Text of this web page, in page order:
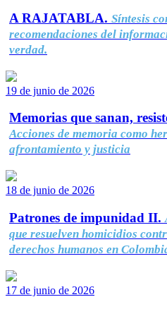
A RAJATABLA. Síntesis
recomendaciones del
verdad.
19 de junio de 2026
Memorias que sanan,
Acciones de memoria como
afrontamiento y justicia
18 de junio de 2026
Patrones de impunidad II.
que resuelven homicidios
derechos humanos en
17 de junio de 2026